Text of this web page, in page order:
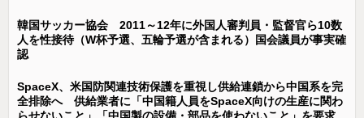
韓国サッカー協会 2011～12年に外国人審判員・監督官ら10数
人を性接待（W杯予選、五輪予選が含まれる）国会議員が事実確
認
SpaceX、米国防関連技術保護を重視し供給連鎖から中国系を完
全排除へ 供給業者に「中国籍人員をSpaceX向けの生産に関わ